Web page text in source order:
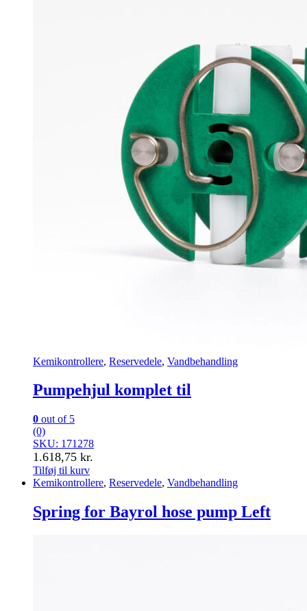
Kemikontrollere, Reservedele, Vandbehandling
Pumpehjul komplet til
0 out of 5
(0)
SKU: 171278
1.618,75 kr.
Tilføj til kurv
Kemikontrollere, Reservedele, Vandbehandling
Spring for Bayrol hose pump Left